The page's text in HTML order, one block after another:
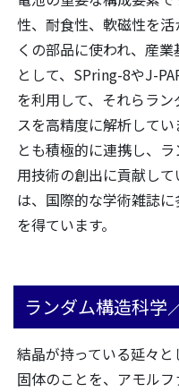
性、耐食性、軟磁性を
くの部品に使われ、産
として、SPring-8やJ-
を利用して、それらラ
スを高精度に解析して
とも積極的に連携し、
用技術の創出に貢献し
は、国際的な学術雑誌
を得ています。
ランダム構造科学
結晶が持っている延々
固体のことを、アモル